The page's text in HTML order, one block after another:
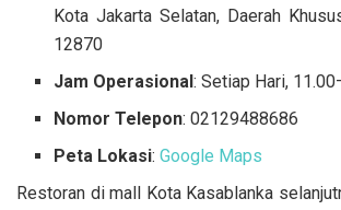
Kota Jakarta Selatan, Daerah
12870
Jam Operasional: Setiap Hari,
Nomor Telepon: 02129488686
Peta Lokasi: Google Maps
Restoran di mall Kota Kasablanka